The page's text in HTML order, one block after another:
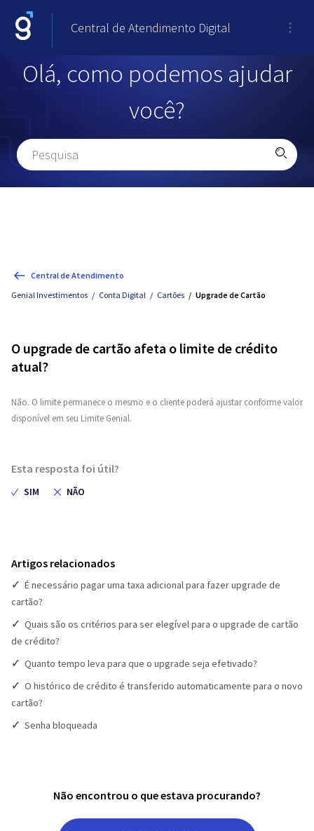
Central de Atendimento Digital
Olá, como podemos ajudar
você?
Central de Atendimento
Genial Investimentos
Conta Digital Cartões Upgrade de Cartão
O upgrade de cartão afeta o limite de crédito
atual?
Não. O limite permanece o mesmo e o cliente poderá ajustar conforme valor
disponível em seu Limite Genial.
Esta resposta foi útil?
Artigos relacionados
É necessário pagar uma taxa adicional para fazer upgrade de
cartão?
Quais são os critérios para ser elegível para o upgrade de cartão
de crédito?
Quanto tempo leva para que o upgrade seja efetivado?
O histórico de crédito é transferido automaticamente para o novo
cartão?
Senha bloqueada
Não encontrou o que estava procurando?